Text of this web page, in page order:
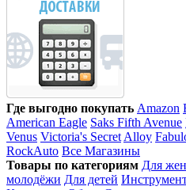
Где выгодно покупать Amazon
American Eagle Saks Fifth Avenue
Venus Victoria's Secret Alloy
RockAuto Все Магазины
Товары по категориям Для
молодёжи Для детей